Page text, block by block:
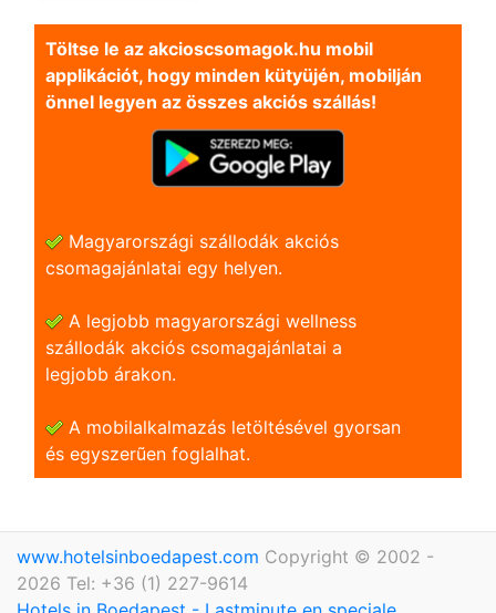
Töltse le az akcioscsomagok.hu mobil
applikációt, hogy minden kütyüjén, mobilján
önnel legyen az összes akciós szállás!
Magyarországi szállodák akciós
csomagajánlatai egy helyen.
A legjobb magyarországi wellness
szállodák akciós csomagajánlatai a
legjobb árakon.
A mobilalkalmazás letöltésével gyorsan
és egyszerũen foglalhat.
www.hotelsinboedapest.com Copyright © 2002 -
2026 Tel: +36 (1) 227-9614